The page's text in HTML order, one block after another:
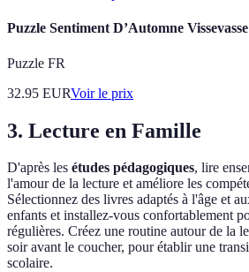
Puzzle Sentiment D’Automne Vissevasse
Puzzle FR
32.95 EURVoir le prix
3. Lecture en Famille
D'après les études pédagogiques, lire
l'amour de la lecture et améliore les
Sélectionnez des livres adaptés à l'âge et
enfants et installez-vous confortablement
régulières. Créez une routine autour de la
soir avant le coucher, pour établir une
scolaire.